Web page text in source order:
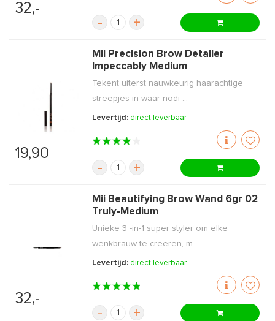
32,-
- +
19,90
Mii Precision Brow Detailer
Impeccably Medium
Tekent uiterst nauwkeurig haarachtige
streepjes in waar nodi ...
Levertijd: direct leverbaar
- +
32,-
Mii Beautifying Brow Wand 6gr 02
Truly-Medium
Unieke 3 -in-1 super styler om elke
wenkbrauw te creëren, m ...
Levertijd: direct leverbaar
- +